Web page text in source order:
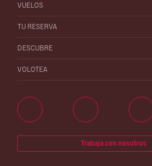
VUELOS
TU RESERVA
DESCUBRE
VOLOTEA
Trabaja con nosotros